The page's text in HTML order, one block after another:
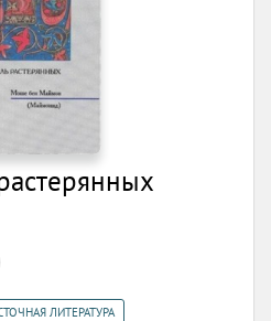
ЛИТЕРАТУРА